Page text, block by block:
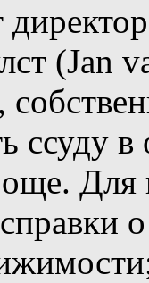
(Jan
ссуду
Для